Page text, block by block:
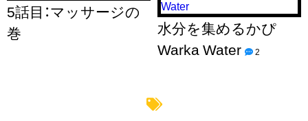
5話目：マッサージの
巻
水分を集めるかぴ
Warka Water
2